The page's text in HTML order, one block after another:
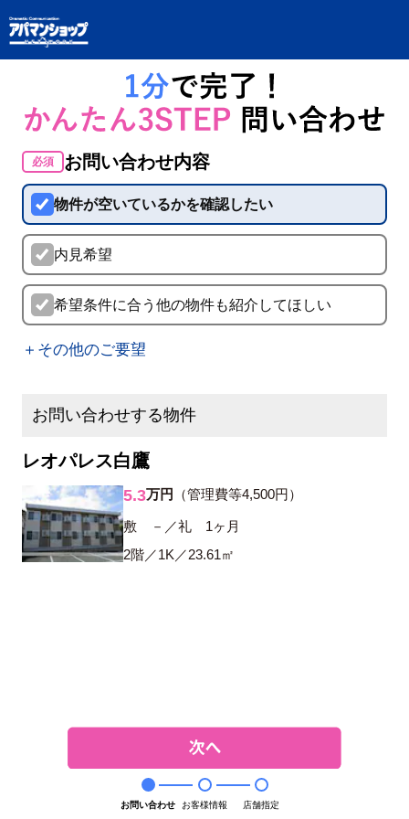
必須 お問い合わせ内容
物件が空いているかを確認したい
内見希望
希望条件に合う他の物件も紹介してほしい
＋その他のご要望
お問い合わせする物件
レオパレス白鷹
5.3万円 （管理費等4,500円）
敷 －／礼 1ヶ月
2階／1K／23.61㎡
お問い合わせ お客様情報 店舗指定